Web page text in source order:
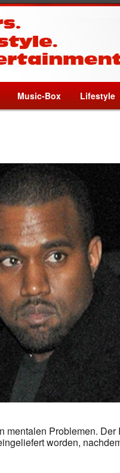
Music-Box Lifestyle
mentalen Problemen.
worden,